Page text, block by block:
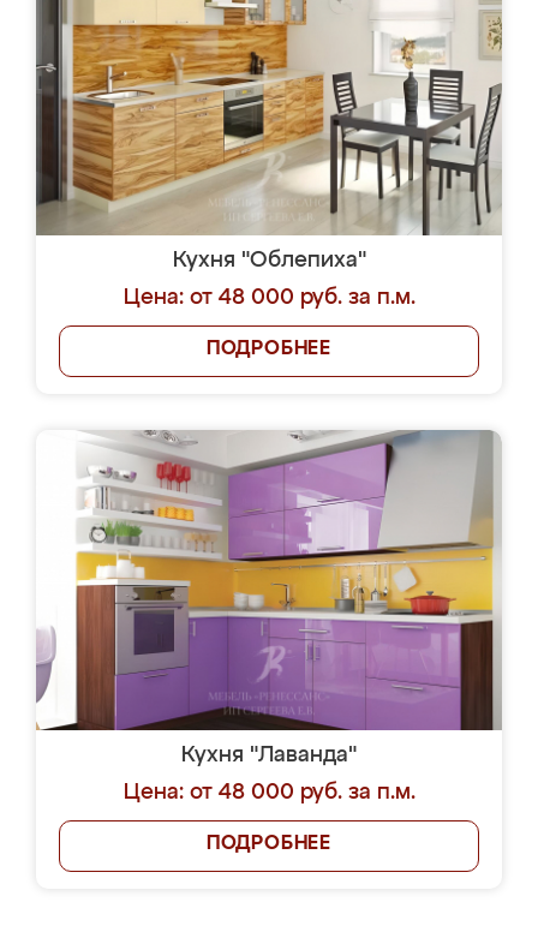
Кухня "Облепиха"
Цена: от 48 000 руб. за п.м.
ПОДРОБНЕЕ
Кухня "Лаванда"
Цена: от 48 000 руб. за п.м.
ПОДРОБНЕЕ